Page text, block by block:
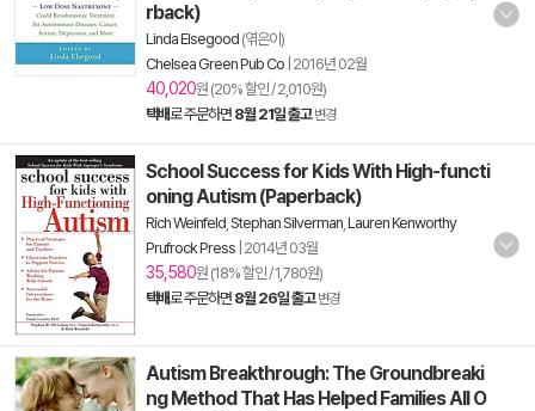
rback)
Linda Elsegood (엮은이)
Chelsea Green Pub Co 2016년 02월
40,020원 (20% 할인 / 2,010원)
택배로 주문하면 8월 21일 출고 변경
School Success for Kids With High-functi
oning Autism (Paperback)
Rich Weinfeld Stephan Silverman Lauren Kenworthy
Prufrock Press 2014년 03월
35,580원 (18% 할인 / 1,780원)
택배로 주문하면 8월 26일 출고 변경
Autism Breakthrough: The Groundbreaki
ng Method That Has Helped Families All O